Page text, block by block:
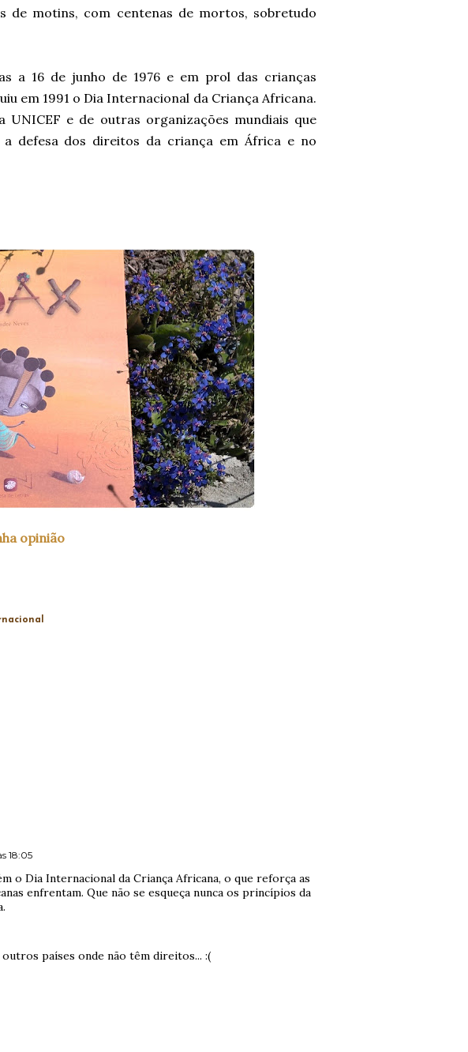
de motins, com centenas de mortos, sobretudo
a 16 de junho de 1976 e em prol das crianças
em 1991 o Dia Internacional da Criança Africana.
e de outras organizações mundiais que
defesa dos direitos da criança em África e no
opinião
18:05
o Dia Internacional da Criança Africana, o que reforça as
enfrentam. Que não se esqueça nunca os princípios da
países onde não têm direitos... :(